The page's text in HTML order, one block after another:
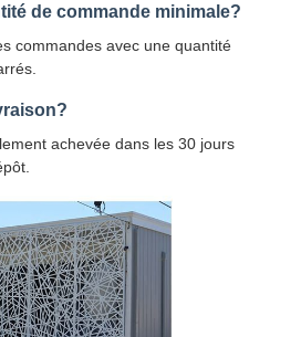
de commande minimale?
commandes avec une quantité
achevée dans les 30 jours